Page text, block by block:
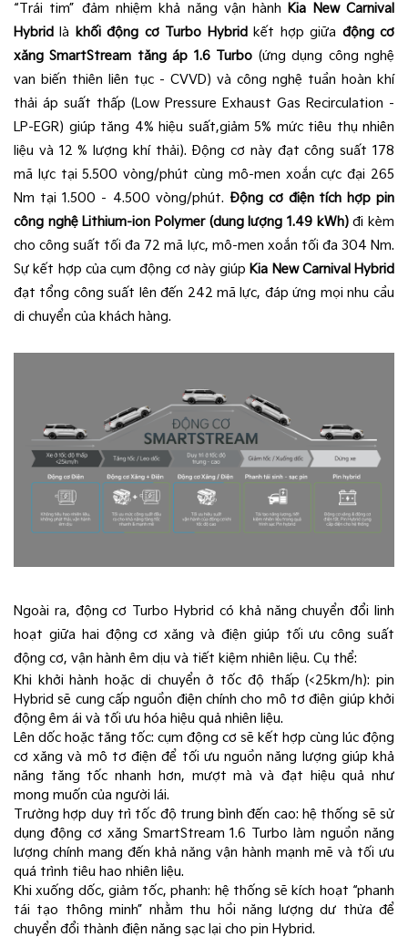
“Trái tim” đảm nhiệm khả năng vận hành Kia New Carnival
Hybrid
là khối động cơ Turbo Hybrid kết hợp giữa động cơ
xăng SmartStream tăng áp 1.6 Turbo (ứng dụng công nghệ
van biến thiên liên tục - CVVD) và công nghệ tuần hoàn khí
thải áp suất thấp (Low Pressure Exhaust Gas Recirculation -
LP-EGR) giúp tăng 4% hiệu suất,giảm 5% mức tiêu thụ nhiên
liệu và 12 % lượng khí thải). Động cơ này đạt công suất 178
mã lực tại 5.500 vòng/phút cùng mô-men xoắn cực đại 265
Nm tại 1.500 – 4.500 vòng/phút. Động cơ điện tích hợp pin
công nghệ Lithium-ion Polymer (dung lượng 1.49 kWh)đi kèm
cho công suất tối đa 72 mã lực, mô-men xoắn tối đa 304 Nm.
Sự kết hợp của cụm động cơ này giúp Kia New Carnival Hybrid
đạt tổng công suất lên đến 242 mã lực, đáp ứng mọi nhu cầu
di chuyển của khách hàng.
Ngoài ra, động cơ Turbo Hybrid có khả năng chuyển đổi linh
hoạt giữa hai động cơ xăng và điện giúp tối ưu công suất
động cơ, vận hành êm dịu và tiết kiệm nhiên liệu. Cụ thể:
Khi khởi hành hoặc di chuyển ở tốc độ thấp (<25km/h): pin
Hybrid sẽ cung cấp nguồn điện chính cho mô tơ điện giúp khởi
động êm ái và tối ưu hóa hiệu quả nhiên liệu.
Lên dốc hoặc tăng tốc: cụm động cơ sẽ kết hợp cùng lúc động
cơ xăng và mô tơ điện để tối ưu nguồn năng lượng giúp khả
năng tăng tốc nhanh hơn, mượt mà và đạt hiệu quả như
mong muốn của người lái.
Trường hợp duy trì tốc độ trung bình đến cao: hệ thống sẽ sử
dụng động cơ xăng SmartStream 1.6 Turbo làm nguồn năng
lượng chính mang đến khả năng vận hành mạnh mẽ và tối ưu
quá trình tiêu hao nhiên liệu.
Khi xuống dốc, giảm tốc, phanh: hệ thống sẽ kích hoạt “phanh
tái tạo thông minh” nhằm thu hồi năng lượng dư thừa để
chuyển đổi thành điện năng sạc lại cho pin Hybrid.